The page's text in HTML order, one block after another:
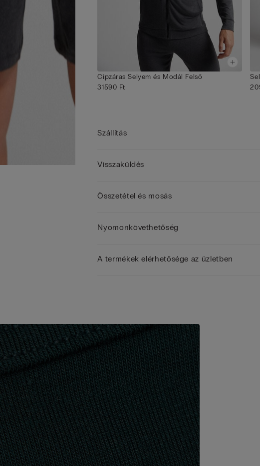
Cipzáras Selyem és Modál Felső
31590 Ft
Szállítás
Visszaküldés
Összetétel és mosás
Nyomonkövethetőség
A termékek elérhetősége az üzletben